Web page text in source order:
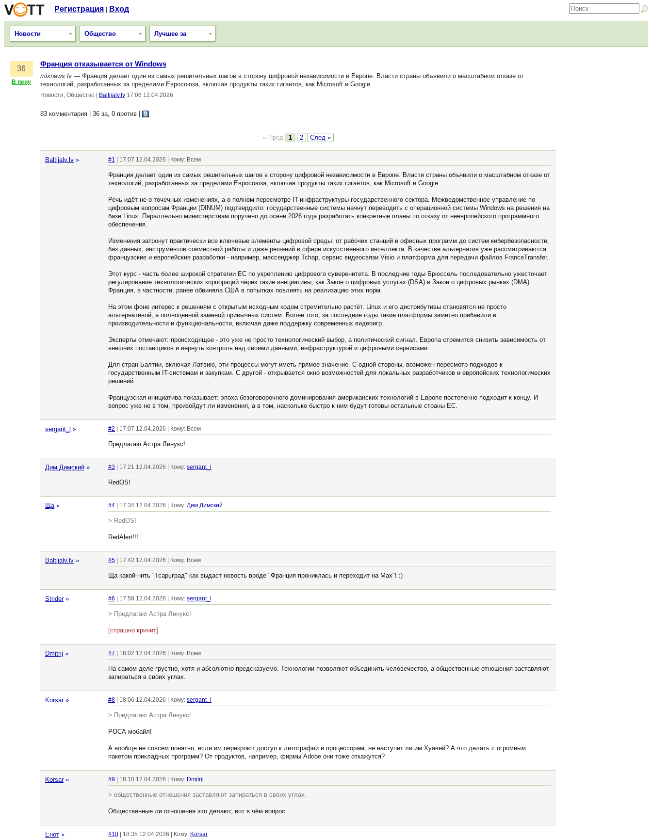
Регистрация Вход
Новости Общество Лучшее за
36
В пену
Франция отказывается от Windows
mixnews.lv — Франция делает один из самых решительных шагов в сторону цифровой независимости в Европе. Власти страны объявили о масштабном отказе от
технологий, разработанных за пределами Евросоюза, включая продукты таких гигантов, как Microsoft и Google.
Новости, Общество Baltijalv.lv 17:06 12.04.2026
83 комментария | 36 за, 0 против
« Пред 1 2 След »
Baltijalv.lv » #1 | 17:07 12.04.2026 | Кому: Всем
Франция делает один из самых решительных шагов в сторону цифровой независимости в Европе. Власти страны объявили о масштабном отказе от
технологий, разработанных за пределами Евросоюза, включая продукты таких гигантов, как Microsoft и Google.
Речь идёт не о точечных изменениях, а о полном пересмотре IT-инфраструктуры государственного сектора. Межведомственное управление по
цифровым вопросам Франции (DINUM) подтвердило: государственные системы начнут переводить с операционной системы Windows на решения на
базе Linux. Параллельно министерствам поручено до осени 2026 года разработать конкретные планы по отказу от неевропейского программного
обеспечения.
Изменения затронут практически все ключевые элементы цифровой среды: от рабочих станций и офисных программ до систем кибербезопасности,
баз данных, инструментов совместной работы и даже решений в сфере искусственного интеллекта. В качестве альтернатив уже рассматриваются
французские и европейские разработки - например, мессенджер Tchap, сервис видеосвязи Visio и платформа для передачи файлов FranceTransfer.
Этот курс - часть более широкой стратегии ЕС по укреплению цифрового суверенитета. В последние годы Брюссель последовательно ужесточает
регулирование технологических корпораций через такие инициативы, как Закон о цифровых услугах (DSA) и Закон о цифровых рынках (DMA).
Франция, в частности, ранее обвиняла США в попытках повлиять на реализацию этих норм.
На этом фоне интерес к решениям с открытым исходным кодом стремительно растёт. Linux и его дистрибутивы становятся не просто
альтернативой, а полноценной заменой привычных систем. Более того, за последние годы такие платформы заметно прибавили в
производительности и функциональности, включая даже поддержку современных видеоигр.
Эксперты отмечают: происходящее - это уже не просто технологический выбор, а политический сигнал. Европа стремится снизить зависимость от
внешних поставщиков и вернуть контроль над своими данными, инфраструктурой и цифровыми сервисами.
Для стран Балтии, включая Латвию, эти процессы могут иметь прямое значение. С одной стороны, возможен пересмотр подходов к
государственным IT-системам и закупкам. С другой - открывается окно возможностей для локальных разработчиков и европейских технологических
решений.
Французская инициатива показывает: эпоха безоговорочного доминирования американских технологий в Европе постепенно подходит к концу. И
вопрос уже не в том, произойдут ли изменения, а в том, насколько быстро к ним будут готовы остальные страны ЕС.
sergant_l » #2 | 17:07 12.04.2026 | Кому: Всем
Предлагаю Астра Линукс!
Дим Димский » #3 | 17:21 12.04.2026 | Кому: sergant_l
RedOS!
Ща » #4 | 17:34 12.04.2026 | Кому: Дим Димский
> RedOS!
RedAlert!!!
Baltijalv.lv » #5 | 17:42 12.04.2026 | Кому: Всем
Ща какой-нить "Тсарьград" как выдаст новость вроде "Франция прониклась и переходит на Мах"! :)
Strider » #6 | 17:58 12.04.2026 | Кому: sergant_l
> Предлагаю Астра Линукс!
[страшно кричит]
Dmitrij » #7 | 18:02 12.04.2026 | Кому: Всем
На самом деле грустно, хотя и абсолютно предсказуемо. Технологии позволяют объединить человечество, а общественные отношения заставляют
запираться в своих углах.
Korsar » #8 | 18:06 12.04.2026 | Кому: sergant_l
> Предлагаю Астра Линукс!
РОСА мобайл!
А вообще не совсем понятно, если им перекроют доступ к литографии и процессорам, не наступит ли им Хуавей? А что делать с огромным
пакетом прикладных программ? От продуктов, например, фирмы Adobe они тоже откажутся?
Korsar » #9 | 18:10 12.04.2026 | Кому: Dmitrij
> общественные отношения заставляют запираться в своих углах.
Общественные ли отношения это делают, вот в чём вопрос.
Енот » #10 | 18:35 12.04.2026 | Кому: Korsar